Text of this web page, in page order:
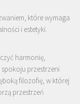
które wymaga
i estetyki.
harmonię,
spokoju przestrzeni
filozofię, w której
przestrzeń